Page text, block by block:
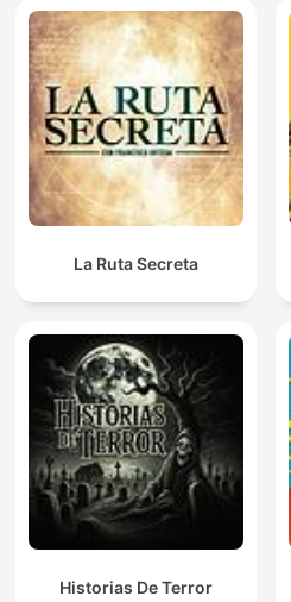
La Ruta Secreta
Historias De Terror